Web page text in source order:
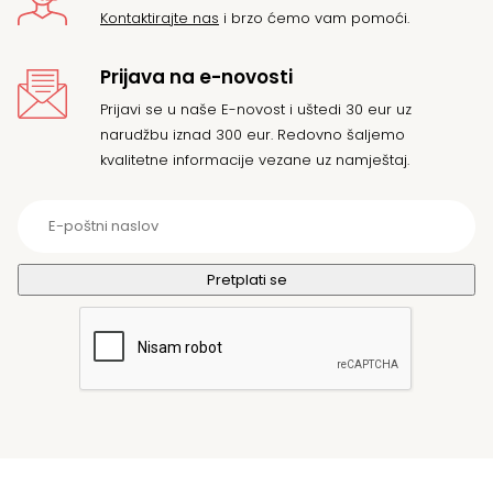
Kontaktirajte nas i brzo ćemo vam pomoći.
Prijava na e-novosti
Prijavi se u naše E-novost i uštedi 30 eur uz
narudžbu iznad 300 eur. Redovno šaljemo
kvalitetne informacije vezane uz namještaj.